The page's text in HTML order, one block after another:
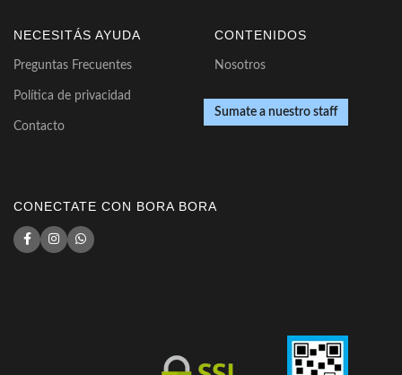
NECESITÁS AYUDA
Preguntas Frecuentes
Política de privacidad
Contacto
CONTENIDOS
Nosotros
Sumate a nuestro staff
CONECTATE CON BORA BORA